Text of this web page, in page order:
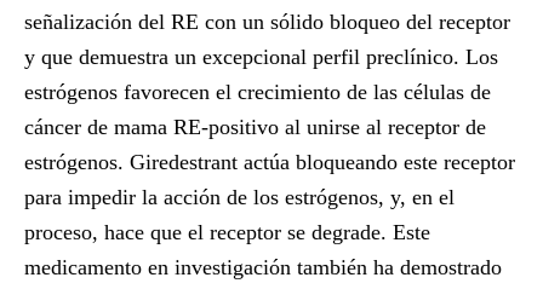
señalización del RE con un sólido bloqueo del receptor
y que demuestra un excepcional perfil preclínico. Los
estrógenos favorecen el crecimiento de las células de
cáncer de mama RE-positivo al unirse al receptor de
estrógenos. Giredestrant actúa bloqueando este receptor
para impedir la acción de los estrógenos, y, en el
proceso, hace que el receptor se degrade. Este
medicamento en investigación también ha demostrado